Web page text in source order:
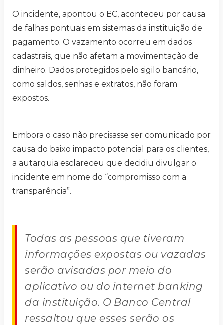
O incidente, apontou o BC, aconteceu por causa
de falhas pontuais em sistemas da instituição de
pagamento. O vazamento ocorreu em dados
cadastrais, que não afetam a movimentação de
dinheiro. Dados protegidos pelo sigilo bancário,
como saldos, senhas e extratos, não foram
expostos.
Embora o caso não precisasse ser comunicado por
causa do baixo impacto potencial para os clientes,
a autarquia esclareceu que decidiu divulgar o
incidente em nome do “compromisso com a
transparência”.
Todas as pessoas que tiveram
informações expostas ou vazadas
serão avisadas por meio do
aplicativo ou do internet banking
da instituição. O Banco Central
ressaltou que esses serão os